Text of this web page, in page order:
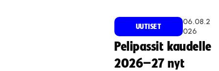
UUTISET
06.08.2
026
Pelipassit kaudelle
2026–27 nyt